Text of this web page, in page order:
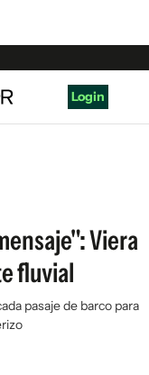
Login
Viera
fluvial
pasaje de barco para